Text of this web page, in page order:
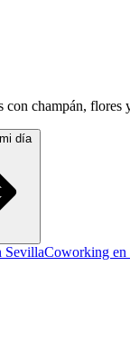
champán, flores
día
SevillaCoworking en